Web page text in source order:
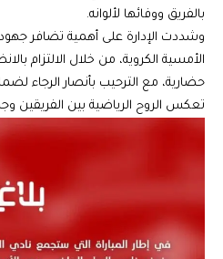
بالفريق ووفائها لألوانه.
وشددت الإدارة على أهمية تضافر
الأمسية الكروية، من خلال الالتزام
حضارية، مع الترحيب بأنصار الرجاء
تعكس الروح الرياضية بين الفريقين